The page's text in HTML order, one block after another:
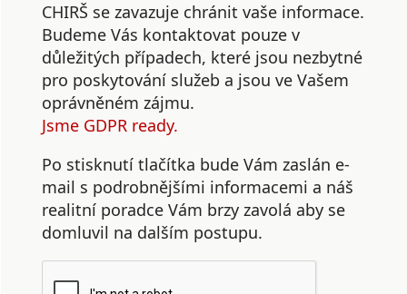
CHIRŠ se zavazuje chránit vaše informace.
Budeme Vás kontaktovat pouze v
důležitých případech, které jsou nezbytné
pro poskytování služeb a jsou ve Vašem
oprávněném zájmu.
Jsme GDPR ready.
Po stisknutí tlačítka bude Vám zaslán e-
mail s podrobnějšími informacemi a náš
realitní poradce Vám brzy zavolá aby se
domluvil na dalším postupu.